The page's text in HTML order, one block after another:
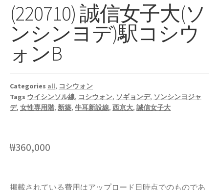
(220710) 誠信女子大(ソ
ンシンヨデ)駅コシウ
ォンB
Categories all, コシウォン
Tags ウイシンソル線, コシウォン, ソギョンデ, ソンシンヨジャ
デ, 女性専用階, 新築, 牛耳新設線, 西京大, 誠信女子大
₩360,000
掲載されている費用はアップロード日時点でのものであ